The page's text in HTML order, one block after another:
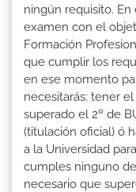
ningún requisito.
examen con el
Formación
que cumplir los
en ese momento
necesitarás: tener
superado el 2º de
(titulación oficial) ó
a la Universidad
cumples ninguno
necesario que